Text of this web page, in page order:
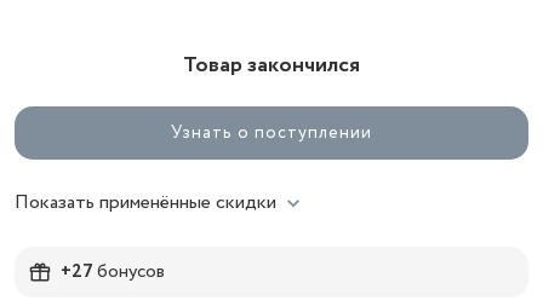
Товар закончился
Узнать о поступлении
Показать применённые скидки
+27бонусов